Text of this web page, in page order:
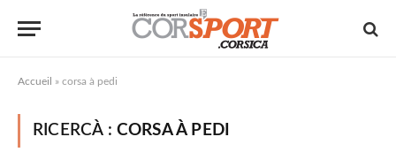
Accueil » corsa à pedi
RICERCÀ : CORSA À PEDI